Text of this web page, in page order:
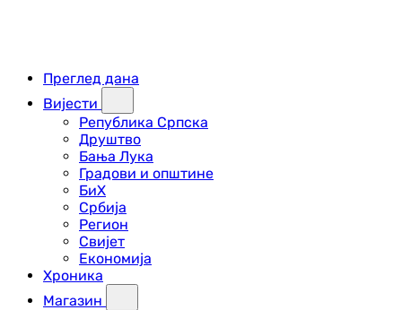
Преглед дана
Вијести
Република Српска
Друштво
Бања Лука
Градови и општине
БиХ
Србија
Регион
Свијет
Економија
Хроника
Магазин